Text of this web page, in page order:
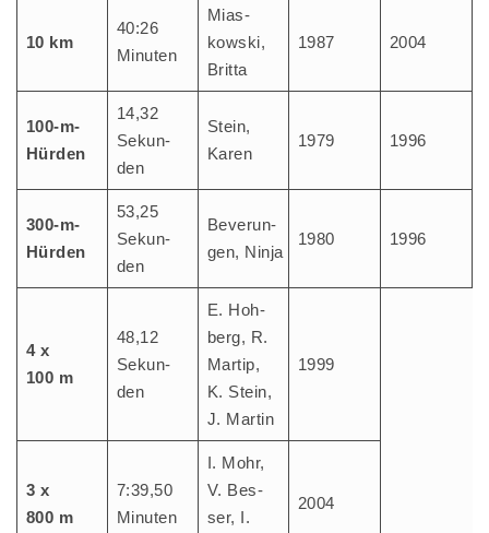
10 km
40:26
Minu­ten
Mias­
kow­ski,
Britta
1987 2004
100-m-
Hür­den
14,32
Sekun­
den
Stein,
Karen
1979 1996
300-m-
Hür­den
53,25
Sekun­
den
Bever­un­
gen, Ninja
1980 1996
4 x
100 m
48,12
Sekun­
den
E. Hoh­
berg, R.
Mar­tip,
K. Stein,
J. Martin
1999
3 x
800 m
7:39,50
Minu­ten
I. Mohr,
V. Bes­
ser, I.
2004